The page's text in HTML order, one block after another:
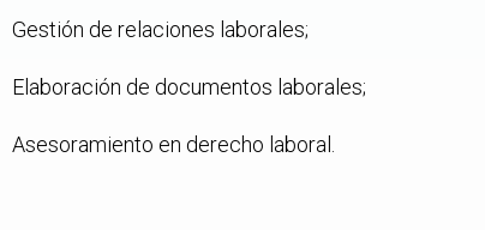
Gestión de relaciones laborales;
Elaboración de documentos laborales;
Asesoramiento en derecho laboral.